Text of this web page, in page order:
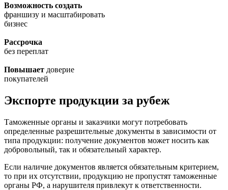
Возможность создать
франшизу и масштабировать
бизнес
Рассрочка
без переплат
Повышает доверие
покупателей
Экспорте продукции за рубеж
Таможенные органы и заказчики могут потребовать
определенные разрешительные документы в зависимости от
типа продукции: получение документов может носить как
добровольный, так и обязательный характер.
Если наличие документов является обязательным критерием,
то при их отсутствии, продукцию не пропустят таможенные
органы РФ, а нарушителя привлекут к ответственности.